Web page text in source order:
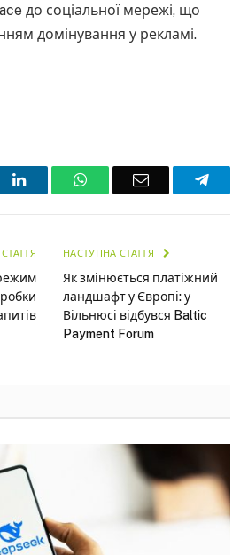
до соціальної мережі, що
домінування у рекламі.
LinkedInWhatsAppEmail
НАСТУПНА СТАТТЯ
Як змінюється платіжний
ландшафт у Європі: у
Вільнюсі відбувся Baltic
Payment Forum